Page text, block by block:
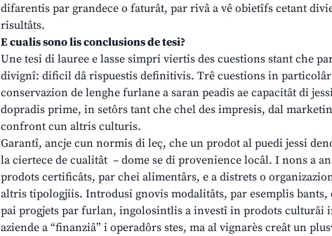
difarentis par grandece o faturât, par rivâ a vê obietîfs cetant
risultâts.
E cualis sono lis conclusions de tesi?
Une tesi di lauree e lasse simpri viertis des cuestions stant che
divignî: dificil dâ rispuestis definitivis. Trê cuestions in
conservazion de lenghe furlane a saran peadis ae capacitât di
dopradis prime, in setôrs tant che chel des impresis, dal
confront cun altris culturis.
Garantî, ancje cun normis di leç, che un prodot al puedi jessi
la ciertece de cualitât – dome se di provenience locâl. I nons a
prodots certificâts, par chei alimentârs, e a distrets o
altris tipologjiis. Introdusi gnovis modalitâts, par esemplis bants,
pai progjets par furlan, ingolosintlis a investî in prodots culturâi
aziende a “finanziâ” i operadôrs stes, ma al vignarès creât un